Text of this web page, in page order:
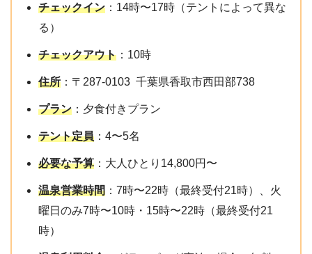
チェックイン ：14時〜17時（テントによって異な
る）
チェックアウト ：10時
住所 ：〒287-0103 千葉県香取市西田部738
プラン ：夕食付きプラン
テント定員 ：4〜5名
必要な予算 ：大人ひとり14,800円〜
温泉営業時間 ：7時〜22時（最終受付21時）、火
曜日のみ7時〜10時・15時〜22時（最終受付21
時）